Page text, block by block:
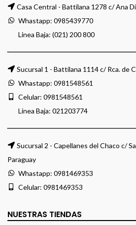
Casa Central - Battilana 1278 c/ Ana
Whastapp: 0985439770
Linea Baja: (021) 200 800
Sucursal 1 - Battilana 1114 c/ Rca. de
Whastapp: 0981548561
Celular: 0981548561
Linea Baja: 021203774
Sucursal 2 - Capellanes del Chaco c/
Paraguay
Whastapp: 0981469353
Celular: 0981469353
NUESTRAS TIENDAS